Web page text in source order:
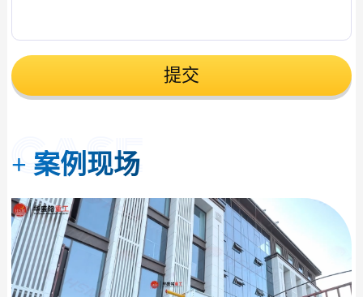
提交
+ 案例现场